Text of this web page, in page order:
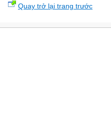
Quay trở lại trang trước